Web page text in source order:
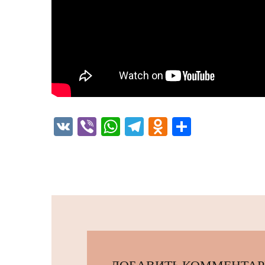
VK ViberWhatsApp
Telegram